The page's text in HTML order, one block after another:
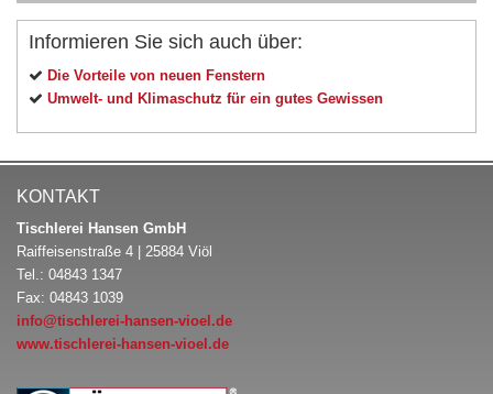
Informieren Sie sich auch über:
Die Vorteile von neuen Fenstern
Umwelt- und Klimaschutz für ein gutes Gewissen
KONTAKT
Tischlerei Hansen GmbH
Raiffeisenstraße 4 | 25884 Viöl
Tel.: 04843 1347
Fax: 04843 1039
info@tischlerei-hansen-vioel.de
www.tischlerei-hansen-vioel.de